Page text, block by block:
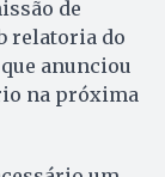
de
relatoria do
anunciou
na próxima